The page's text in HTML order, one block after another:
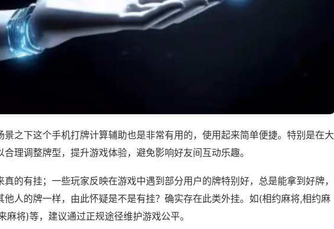
景之下这个手机打牌计算辅助也是非常有用的，使用起来简单便捷。特别是在大
合理调整牌型，提升游戏体验，避免影响好友间互动乐趣。
的有挂；一些玩家反映在游戏中遇到部分用户的牌特别好，总是能拿到好牌，
他人的牌一样，由此怀疑是不是有挂？确实存在此类外挂。如(相约麻将,相约麻
麻将)等，建议通过正规途径维护游戏公平。